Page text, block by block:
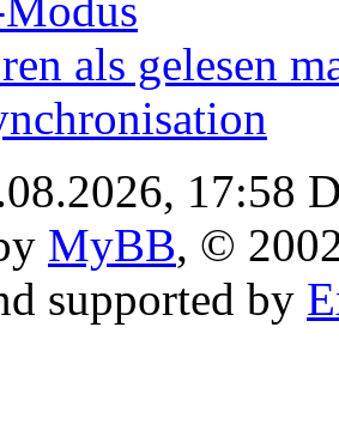
als gelesen
17:58
MyBB, ©
supported by